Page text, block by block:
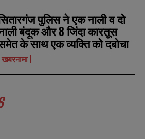
पुलिस ने एक नाली व दो
बंदूक और 8 जिंदा कारतूस
के साथ एक व्यक्ति को दबोचा
खबरनामा